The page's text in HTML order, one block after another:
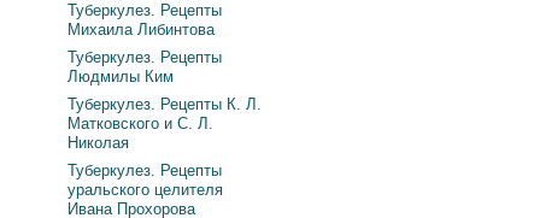
Туберкулез. Рецепты
Михаила Либинтова
Туберкулез. Рецепты
Людмилы Ким
Туберкулез. Рецепты К. Л.
Матковского и С. Л.
Николая
Туберкулез. Рецепты
уральского целителя
Ивана Прохорова